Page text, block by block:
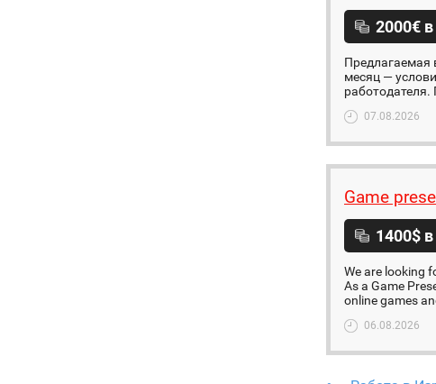
2000€
Предлагаемая
месяц —
работодателя.
07.08.2026
Game
1400$
We are looking
As a Game
online games
06.08.2026